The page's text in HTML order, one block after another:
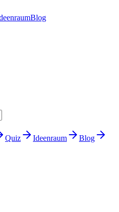
Blog
Quiz Ideenraum
Blog